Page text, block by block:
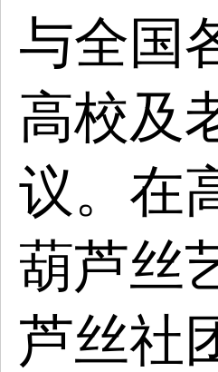
与全国
高校及
议。在
葫芦丝
芦丝社